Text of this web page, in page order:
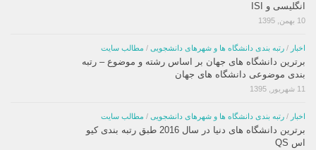
انگلیسی و ISI
10 بهمن, 1395
اخبار / رتبه بندی دانشگاه ها و شهرهای دانشجویی / مطالب سایت
برترین دانشگاه های جهان بر اساس رشته و موضوع – رتبه
بندی موضوعی دانشگاه های جهان
11 شهریور, 1395
اخبار / رتبه بندی دانشگاه ها و شهرهای دانشجویی / مطالب سایت
برترین دانشگاه های دنیا در سال 2016 طبق رتبه بندی کیو
اس QS